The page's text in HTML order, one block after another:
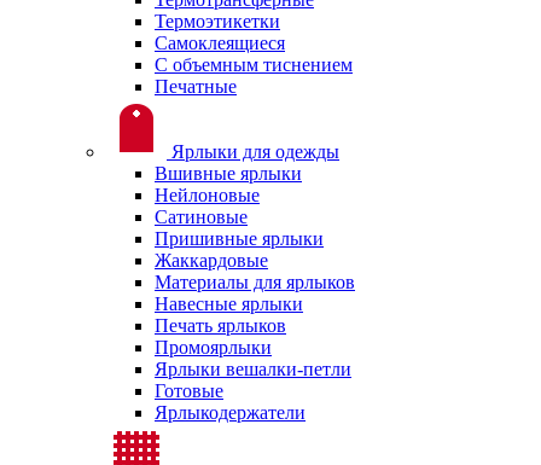
Термоэтикетки
Самоклеящиеся
С объемным тиснением
Печатные
Ярлыки для одежды
Вшивные ярлыки
Нейлоновые
Сатиновые
Пришивные ярлыки
Жаккардовые
Материалы для ярлыков
Навесные ярлыки
Печать ярлыков
Промоярлыки
Ярлыки вешалки-петли
Готовые
Ярлыкодержатели